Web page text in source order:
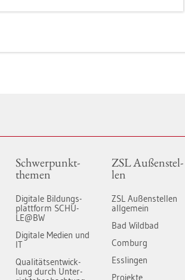
Schwer­punkt­
the­men
Di­gi­ta­le Bil­dungs­
platt­form SCHU­
LE@BW
Di­gi­ta­le Me­di­en und
IT
Qua­li­täts­ent­wick­
lung durch Un­ter­
ZSL Au­ßen­stel­
len
ZSL Au­ßen­stel­len
all­ge­mein
Bad Wild­bad
Com­burg
Ess­lin­gen
Pro­jek­te